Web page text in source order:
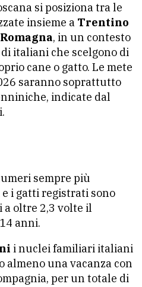
si posiziona tra le
insieme a Trentino
, in un contesto
italiani che scelgono di
cane o gatto. Le mete
saranno soprattutto
indicate dal
sempre più
i gatti registrati sono
a oltre 2,3 volte il
anni.
i nuclei familiari italiani
almeno una vacanza con
per un totale di